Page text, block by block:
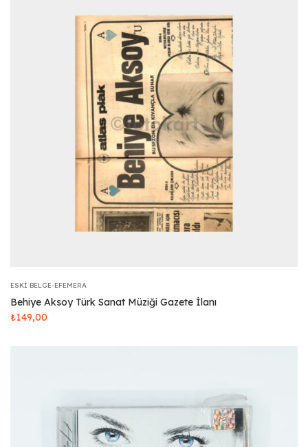
ESKI BELGE-EFEMERA
Behiye Aksoy Türk Sanat Müziği Gazete İlanı
₺149,00